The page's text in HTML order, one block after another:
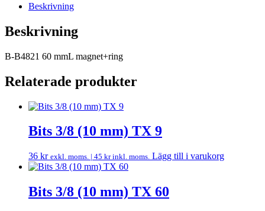
Beskrivning
Beskrivning
B-B4821 60 mmL magnet+ring
Relaterade produkter
Bits 3/8 (10 mm) TX 9
36 kr exkl. moms. | 45 krinkl. moms. Lägg till i varukorg
Bits 3/8 (10 mm) TX 60